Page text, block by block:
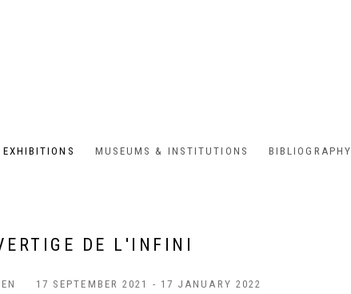
EXHIBITIONS MUSEUMS & INSTITUTIONS BIBLIOGRAPHY
DE L'INFINI
17 SEPTEMBER 2021 - 17 JANUARY 2022